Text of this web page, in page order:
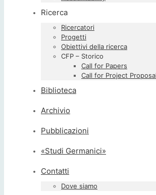
Ricerca
Ricercatori
Progetti
Obiettivi della ricerca
CFP – Storico
Call for Papers
Call for Project
Biblioteca
Archivio
Pubblicazioni
«Studi Germanici»
Contatti
Dove siamo